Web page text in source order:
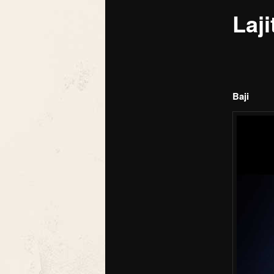
Baji